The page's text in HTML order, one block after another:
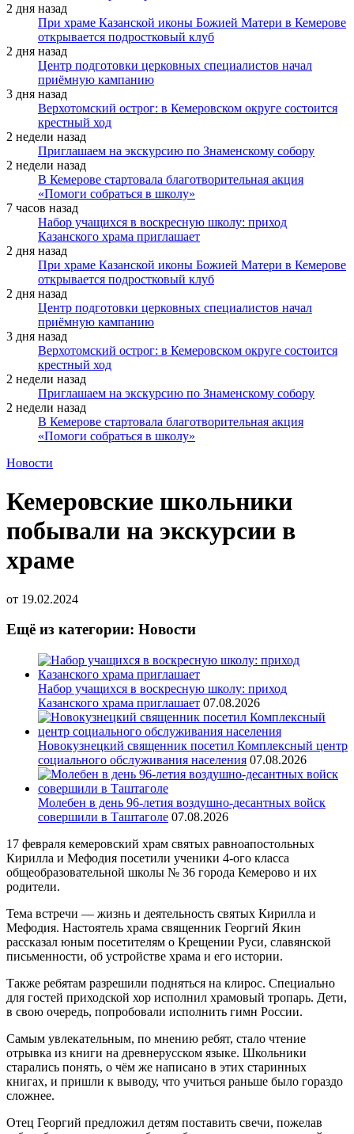
2 дня назад
При храме Казанской иконы Божией Матери в Кемерове
открывается подростковый клуб
2 дня назад
Центр подготовки церковных специалистов начал
приёмную кампанию
3 дня назад
Верхотомский острог: в Кемеровском округе состоится
крестный ход
2 недели назад
Приглашаем на экскурсию по Знаменскому собору
2 недели назад
В Кемерове стартовала благотворительная акция
«Помоги собраться в школу»
7 часов назад
Набор учащихся в воскресную школу: приход
Казанского храма приглашает
2 дня назад
При храме Казанской иконы Божией Матери в Кемерове
открывается подростковый клуб
2 дня назад
Центр подготовки церковных специалистов начал
приёмную кампанию
3 дня назад
Верхотомский острог: в Кемеровском округе состоится
крестный ход
2 недели назад
Приглашаем на экскурсию по Знаменскому собору
2 недели назад
В Кемерове стартовала благотворительная акция
«Помоги собраться в школу»
Новости
Кемеровские школьники
побывали на экскурсии в
храме
от 19.02.2024
Ещё из категории: Новости
Набор учащихся в воскресную школу: приход
Казанского храма приглашает 07.08.2026
Новокузнецкий священник посетил Комплексный центр
социального обслуживания населения 07.08.2026
Молебен в день 96-летия воздушно-десантных войск
совершили в Таштаголе 07.08.2026
17 февраля кемеровский храм святых равноапостольных
Кирилла и Мефодия посетили ученики 4-ого класса
общеобразовательной школы № 36 города Кемерово и их
родители.
Тема встречи — жизнь и деятельность святых Кирилла и
Мефодия. Настоятель храма священник Георгий Якин
рассказал юным посетителям о Крещении Руси, славянской
письменности, об устройстве храма и его истории.
Также ребятам разрешили подняться на клирос. Специально
для гостей приходской хор исполнил храмовый тропарь. Дети,
в свою очередь, попробовали исполнить гимн России.
Самым увлекательным, по мнению ребят, стало чтение
отрывка из книги на древнерусском языке. Школьники
старались понять, о чём же написано в этих старинных
книгах, и пришли к выводу, что учиться раньше было гораздо
сложнее.
Отец Георгий предложил детям поставить свечи, пожелав